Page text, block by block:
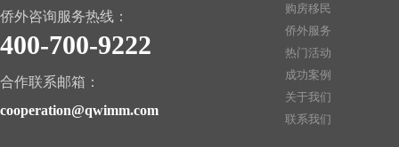
侨外咨询服务热线：
400-700-9222
合作联系邮箱：
cooperation@qwimm.com
购房移民
侨外服务
热门活动
成功案例
关于我们
联系我们